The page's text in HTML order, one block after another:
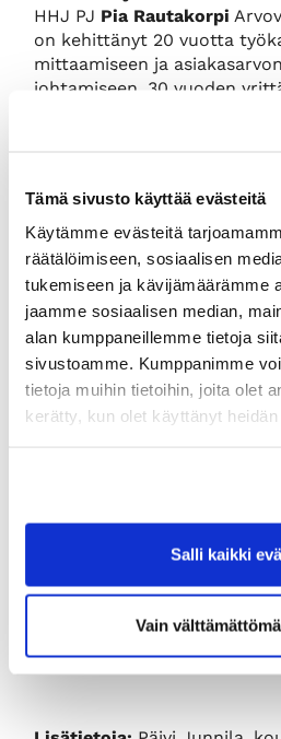
Tämä sivusto käyttää evästeitä
Käytämme evästeitä
räätälöimiseen, sosiaalisen
tukemiseen ja kävijämäärämme
jaamme sosiaalisen median,
alan kumppaneillemme tietoja
sivustoamme. Kumppanimme
tietoja muihin tietoihin, joita olet
kerätty, kun olet käyttänyt heidän
Salli kaikki
Vain
HHJ PJ Pia Rautakorpi
on kehittänyt 20 vuotta
mittaamiseen ja
johtamiseen. 30 vuoden
hänelle on kertynyt
pörssiyhtiöihin eri
HUOM! HHJ-kurssin tai
puheenjohtajakurssin
hinta on 350 euroa (+alv).
jäsenhinta 480 euroa (+alv),
euroa (+alv).
Osallistumismaksu
Viimeisen
perutuista kurssi-
peruuttamatta jätetyistä
laskutamme
kokonaisuudessaan.
ennen tilaisuutta.